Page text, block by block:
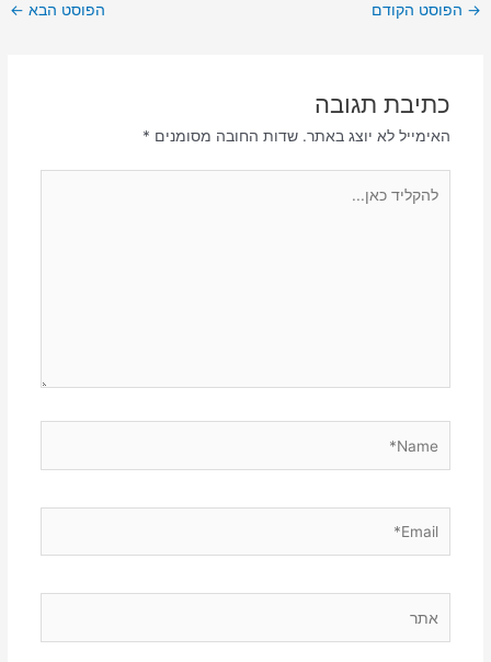
→ הפוסט הקודם הפוסט הבא ←
כתיבת תגובה
האימייל לא יוצג באתר. שדות החובה מסומנים *
כאן...